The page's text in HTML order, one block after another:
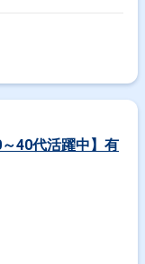
Notion、Google
や課題が発生していま
問題データの増加によ
本的な対策が必要にな
40代活躍中】有